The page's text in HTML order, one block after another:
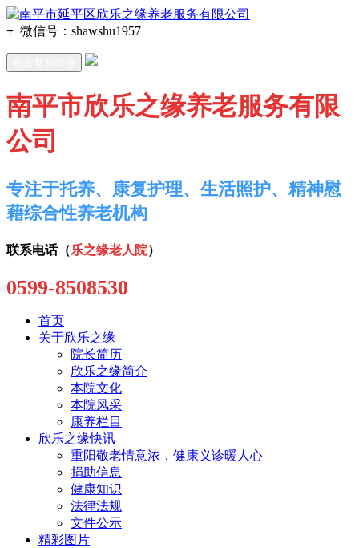
+ 微信号： shawshu1957
南平市欣乐之缘养老服务有限
公司
专注于托养、康复护理、生活照护、精神慰
藉综合性养老机构
联系电话（乐之缘老人院）
0599-8508530
首页
关于欣乐之缘
院长简历
欣乐之缘简介
本院文化
本院风采
康养栏目
欣乐之缘快讯
重阳敬老情意浓，健康义诊暖人心
捐助信息
健康知识
法律法规
文件公示
精彩图片